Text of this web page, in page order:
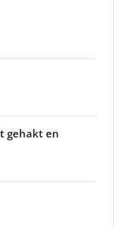
gehakt en